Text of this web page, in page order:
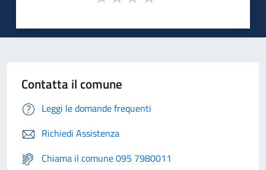
Contatta il comune
Leggi le domande frequenti
Richiedi Assistenza
Chiama il comune 095 7980011